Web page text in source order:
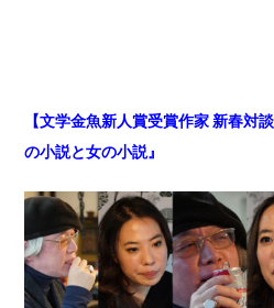
【文学金魚新人賞受賞作家 新春対
の小説と女の小説』